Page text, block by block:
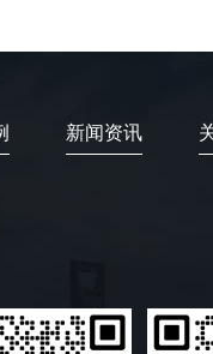
新闻资讯